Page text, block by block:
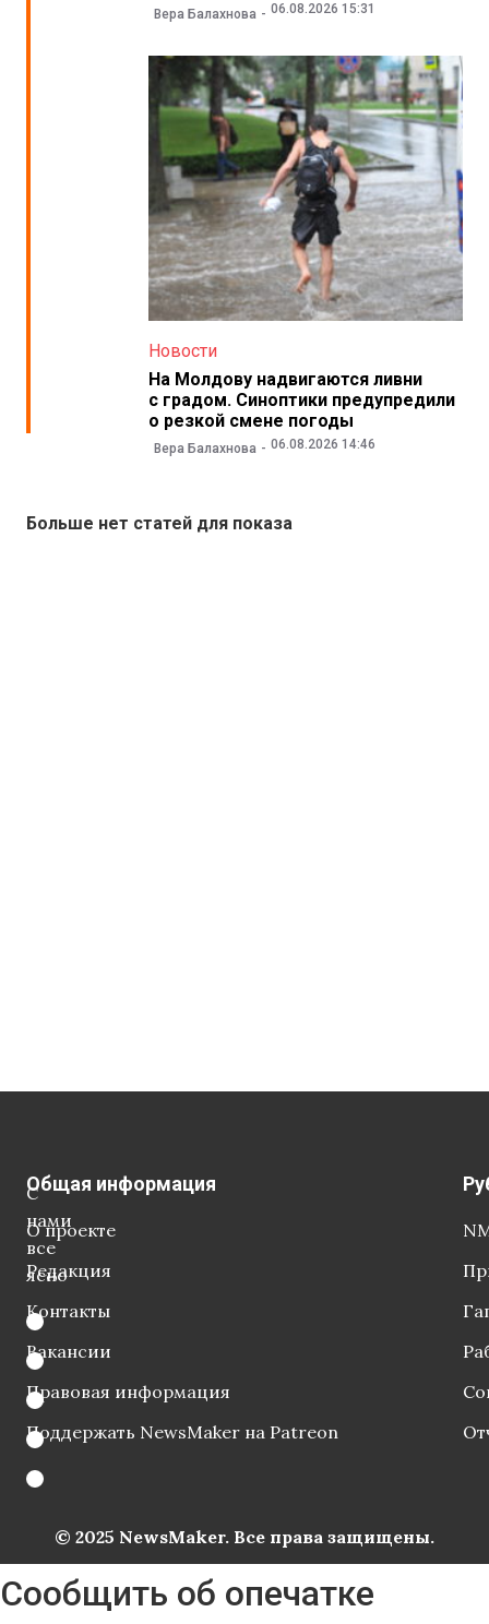
Вера Балахнова 06.08.2026 15:31
Новости
На Молдову надвигаются ливни
с градом. Синоптики предупредили
о резкой смене погоды
Вера Балахнова 06.08.2026 14:46
Больше нет статей для показа
С
нами
все
ясно
Общая информация
О проекте
Редакция
Контакты
Вакансии
Правовая информация
Поддержать NewsMaker на Patreon
© 2025 NewsMaker. Все права защищены.
Сообщить об опечатке